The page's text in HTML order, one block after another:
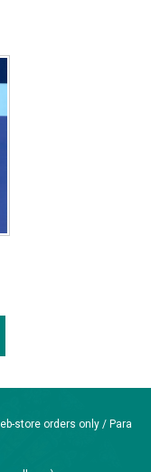
store orders only / Para